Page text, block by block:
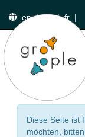
en|de|fr
Diese Seite ist
möchten,